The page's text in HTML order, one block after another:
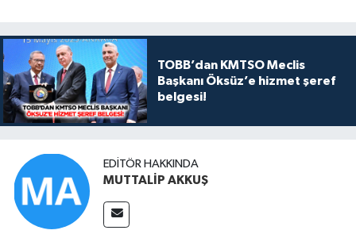
TOBB’dan KMTSO Meclis
Başkanı Öksüz’e hizmet şeref
belgesi!
EDITÖR HAKKINDA
MUTTALİP AKKUŞ